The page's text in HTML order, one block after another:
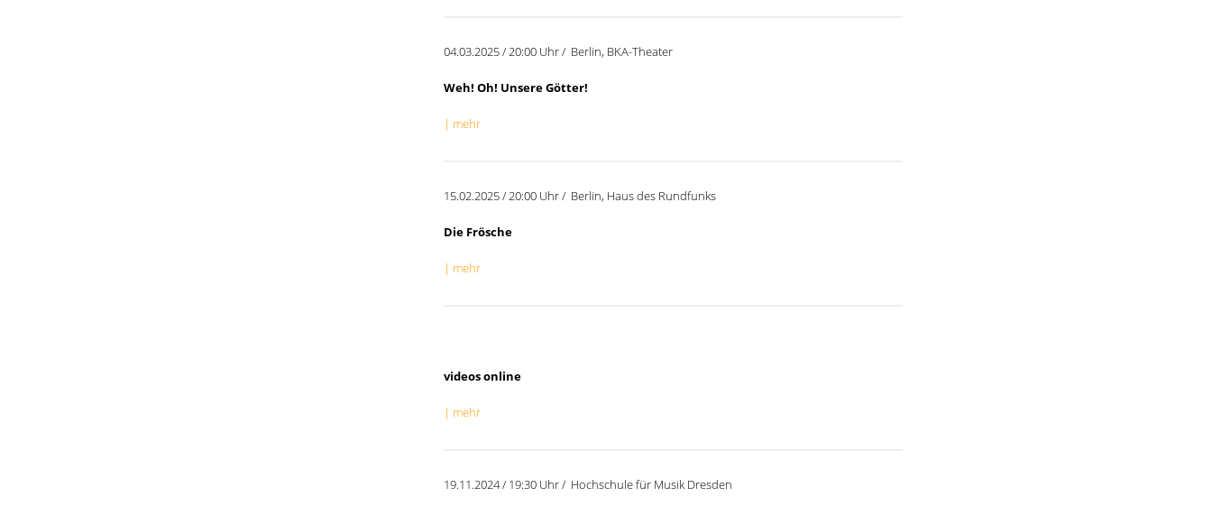
04.03.2025 / 20:00 Uhr / Berlin, BKA-Theater
Weh! Oh! Unsere Götter!
| mehr
15.02.2025 / 20:00 Uhr / Berlin, Haus des Rundfunks
Die Frösche
| mehr
videos online
| mehr
19.11.2024 / 19:30 Uhr / Hochschule für Musik Dresden